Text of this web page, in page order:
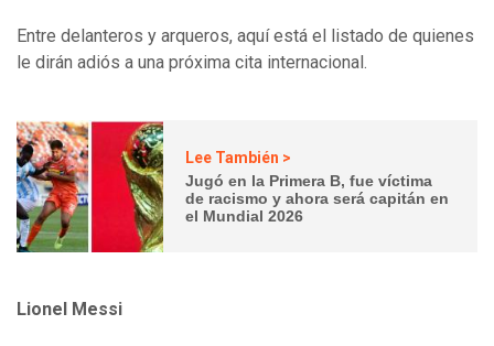
Entre delanteros y arqueros, aquí está el listado de quienes
le dirán adiós a una próxima cita internacional.
Lee También >
Jugó en la Primera B, fue víctima
de racismo y ahora será capitán en
el Mundial 2026
Lionel Messi